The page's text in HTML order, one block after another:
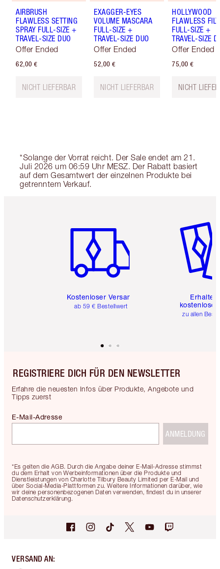
AIRBRUSH
FLAWLESS SETTING
SPRAY FULL-SIZE +
TRAVEL-SIZE DUO
Offer Ended
62,00 €
NICHT LIEFERBAR
EXAGGER-EYES
VOLUME MASCARA
FULL-SIZE +
TRAVEL-SIZE DUO
Offer Ended
52,00 €
NICHT LIEFERBAR
HOLLYWOOD
FLAWLESS
FULL-SIZE +
TRAVEL-SIZE
Offer Ended
75,00 €
NICHT
*Solange der Vorrat reicht. Der Sale endet am 21.
Juli 2026 um 06:59 Uhr MESZ. Der Rabatt basiert
auf dem Gesamtwert der einzelnen Produkte bei
getrenntem Verkauf.
Kostenloser Versand
ab 59 € Bestellwert
Erhalte
kostenlose
zu allen
REGISTRIERE DICH FÜR DEN NEWSLETTER
Erfahre die neuesten Infos über Produkte, Angebote und
Tipps zuerst
*Es gelten die AGB. Durch die Angabe deiner E-Mail-Adresse stimmst
du dem Erhalt von Werbeinformationen über die Produkte und
Dienstleistungen von Charlotte Tilbury Beauty Limited per E-Mail und
über Social-Media-Plattformen zu. Weitere Informationen darüber, wie
wir deine personenbezogenen Daten verwenden, findest du in unserer
Datenschutzerklärung.
E-Mail-Adresse
ANMELDUNG
VERSAND AN: